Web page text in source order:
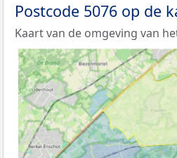
Postcode 5076 op de
Kaart van de omgeving van